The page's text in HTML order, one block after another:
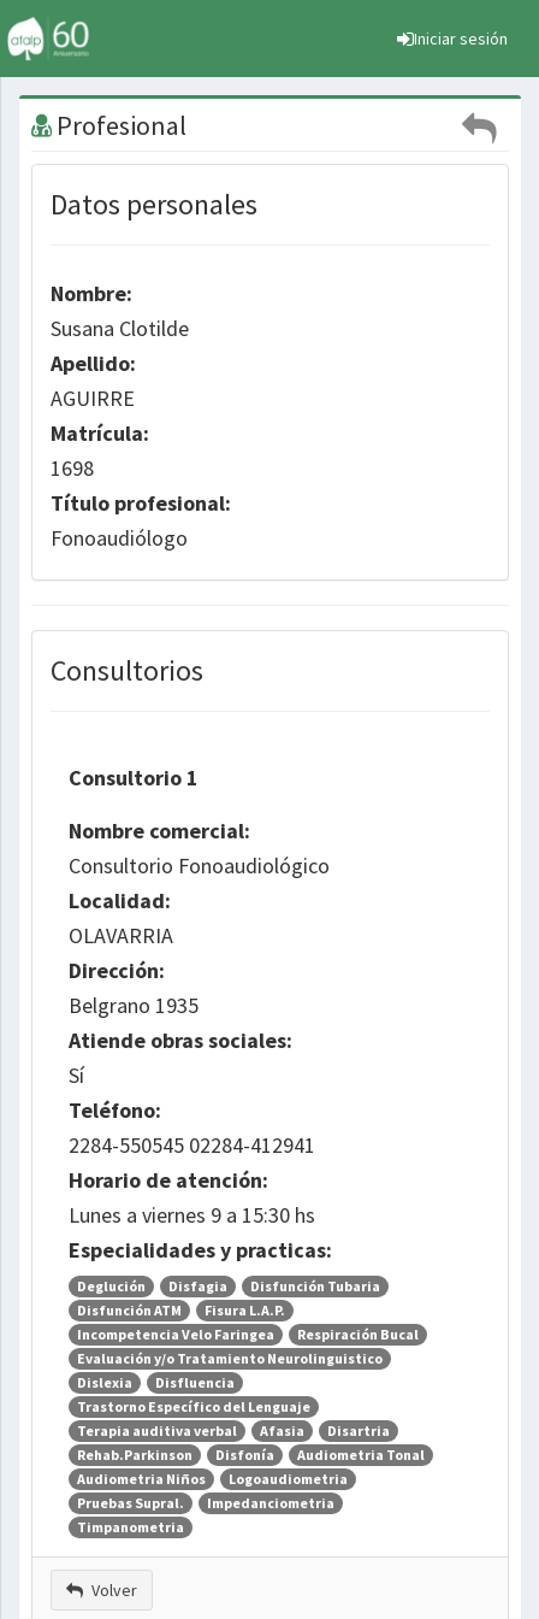
Iniciar sesión
Profesional
Datos personales
Nombre:
Susana Clotilde
Apellido:
AGUIRRE
Matrícula:
1698
Título profesional:
Fonoaudiólogo
Consultorios
Consultorio 1
Nombre comercial:
Consultorio Fonoaudiológico
Localidad:
OLAVARRIA
Dirección:
Belgrano 1935
Atiende obras sociales:
Sí
Teléfono:
2284-550545 02284-412941
Horario de atención:
Lunes a viernes 9 a 15:30 hs
Especialidades y practicas:
Deglución Disfagia
Disfunción Tubaria
Disfunción ATM
Fisura L.A.P.
Incompetencia Velo Faringea
Respiración Bucal
Evaluación y/o Tratamiento Neurolinguistico
Dislexia
Disfluencia
Trastorno Específico del Lenguaje
Terapia auditiva verbal
Afasia
Disartria
Rehab.Parkinson
Disfonía
Audiometria Tonal
Audiometria Niños
Logoaudiometria
Pruebas Supral.
Impedanciometria
Timpanometria
Volver